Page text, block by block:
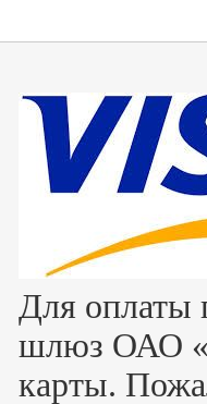
Для оплаты
шлюз ОАО
карты.